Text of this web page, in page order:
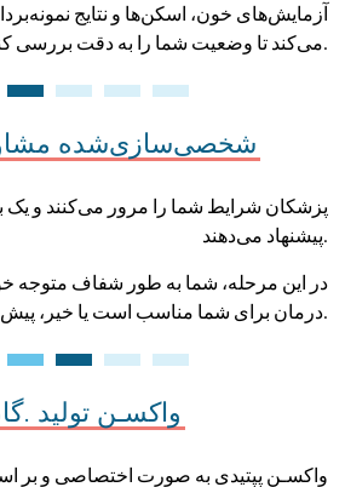
آزمایش‌های خون، اسکن‌ها و نتایج
می‌کند تا وضعیت شما را به دقت بررسی کنند.
شخصی‌سازی‌شده
پزشکان شرایط شما را مرور می‌کنند و یک
پیشنهاد می‌دهند.
در این مرحله، شما به طور شفاف متوجه
درمان برای شما مناسب است یا خیر، پیش از آنکه تصمیمی بگیرید.
گام ۳. تولید واکسـن
واکسـن پپتیدی به صورت اختصاصی و بر